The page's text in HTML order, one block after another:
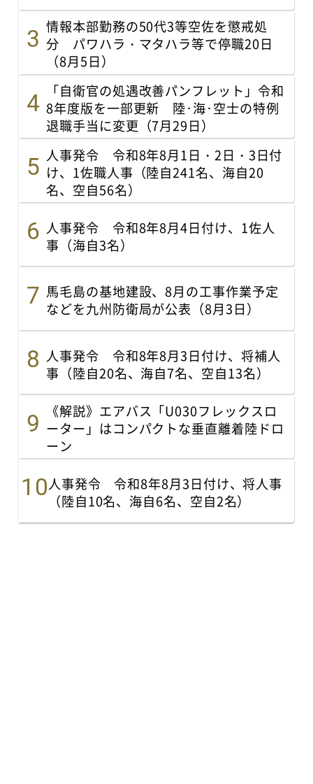
情報本部勤務の50代3等空佐を懲戒処
分 パワハラ・マタハラ等で停職20日
（8月5日）
「自衛官の処遇改善パンフレット」令和
8年度版を一部更新 陸･海･空士の特例
退職手当に変更（7月29日）
人事発令 令和8年8月1日・2日・3日付
け、1佐職人事（陸自241名、海自20
名、空自56名）
人事発令 令和8年8月4日付け、1佐人
事（海自3名）
馬毛島の基地建設、8月の工事作業予定
などを九州防衛局が公表（8月3日）
人事発令 令和8年8月3日付け、将補人
事（陸自20名、海自7名、空自13名）
《解説》エアバス「U030フレックスロ
ーター」はコンパクトな垂直離着陸ドロ
ーン
人事発令 令和8年8月3日付け、将人事
（陸自10名、海自6名、空自2名）